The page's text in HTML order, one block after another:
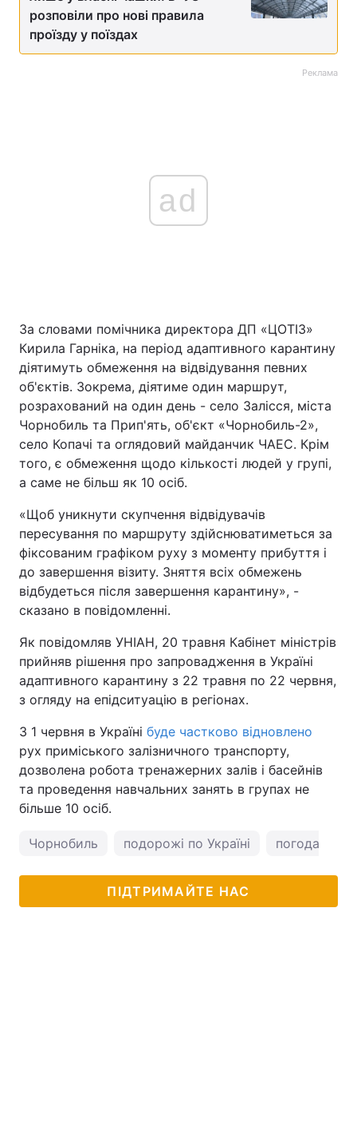
розповіли про нові правила
проїзду у поїздах
Реклама
ad
За словами помічника директора ДП «ЦОТІЗ»
Кирила Гарніка, на період адаптивного карантину
діятимуть обмеження на відвідування певних
об'єктів. Зокрема, діятиме один маршрут,
розрахований на один день - село Залісся, міста
Чорнобиль та Прип'ять, об'єкт «Чорнобиль-2»,
село Копачі та оглядовий майданчик ЧАЕС. Крім
того, є обмеження щодо кількості людей у групі,
а саме не більш як 10 осіб.
«Щоб уникнути скупчення відвідувачів
пересування по маршруту здійснюватиметься за
фіксованим графіком руху з моменту прибуття і
до завершення візиту. Зняття всіх обмежень
відбудеться після завершення карантину», -
сказано в повідомленні.
Як повідомляв УНІАН, 20 травня Кабінет міністрів
прийняв рішення про запровадження в Україні
адаптивного карантину з 22 травня по 22 червня,
з огляду на епідситуацію в регіонах.
З 1 червня в Україні буде частково відновлено
рух приміського залізничного транспорту,
дозволена робота тренажерних залів і басейнів
та проведення навчальних занять в групах не
більше 10 осіб.
Чорнобиль подорожі по Україні погода у
ПІДТРИМАЙТЕ НАС